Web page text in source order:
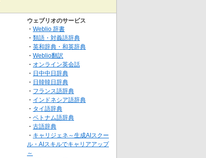
ウェブリオのサービス
・ Weblio 辞書
・ 類語・対義語辞典
・ 英和辞典・和英辞典
・ Weblio翻訳
・ オンライン英会話
・ 日中中日辞典
・ 日韓韓日辞典
・ フランス語辞典
・ インドネシア語辞典
・ タイ語辞典
・ ベトナム語辞典
・ 古語辞典
・ キャリジェネ～生成AIスクー
ル・AIスキルでキャリアアップ
～